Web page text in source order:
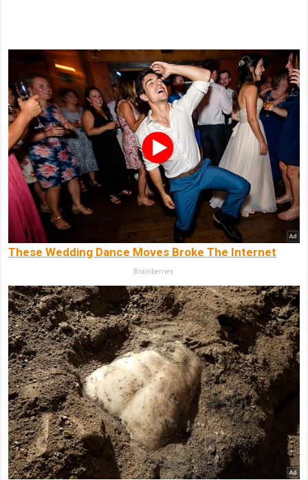
These Wedding Dance Moves Broke The Internet
Brainberries